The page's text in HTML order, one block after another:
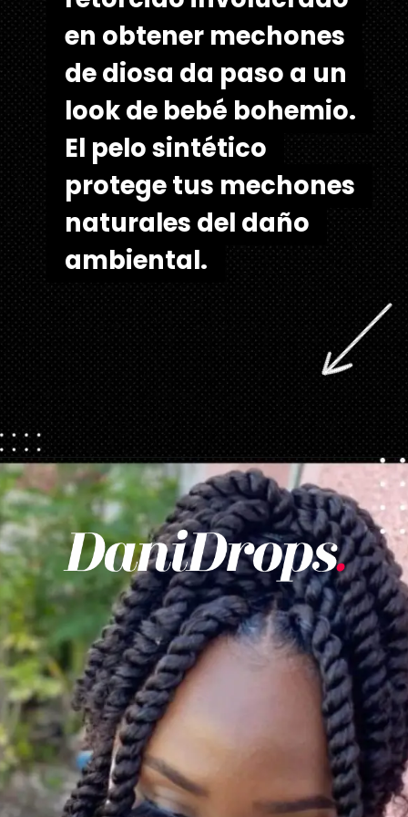
en obtener mechones
de diosa da paso a un
look de bebé bohemio.
El pelo sintético
protege tus mechones
naturales del daño
ambiental.
en obtener mechones
de diosa da paso a un
look de bebé bohemio.
El pelo sintético
protege tus mechones
naturales del daño
ambiental.
Abriendo... https://danidrops.com.br/es/tendencia-de-corte-de-pelo-para-cabello-rizado-de-mujer/